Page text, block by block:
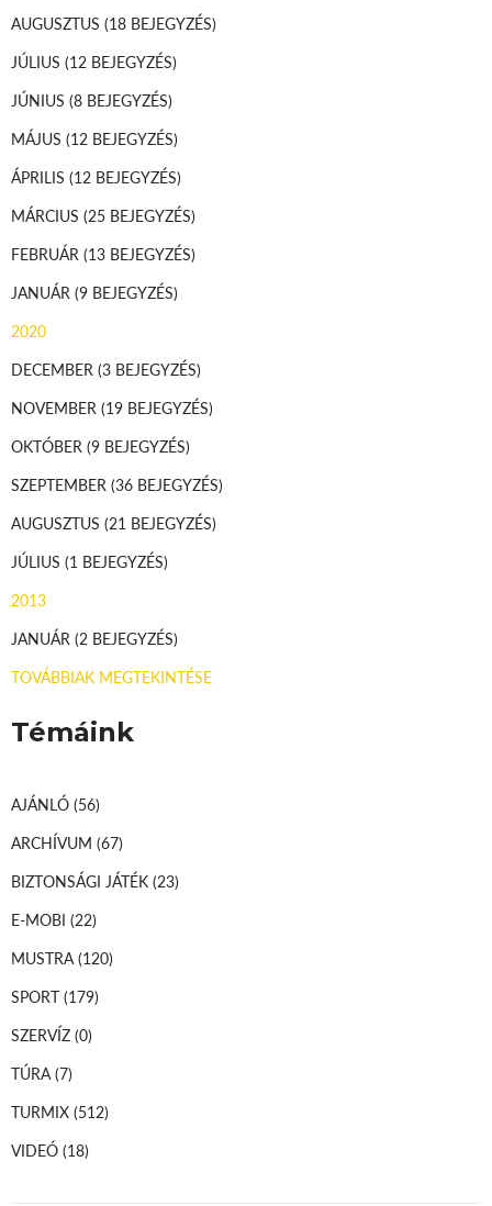
AUGUSZTUS (18 BEJEGYZÉS)
JÚLIUS (12 BEJEGYZÉS)
JÚNIUS (8 BEJEGYZÉS)
MÁJUS (12 BEJEGYZÉS)
ÁPRILIS (12 BEJEGYZÉS)
MÁRCIUS (25 BEJEGYZÉS)
FEBRUÁR (13 BEJEGYZÉS)
JANUÁR (9 BEJEGYZÉS)
2020
DECEMBER (3 BEJEGYZÉS)
NOVEMBER (19 BEJEGYZÉS)
OKTÓBER (9 BEJEGYZÉS)
SZEPTEMBER (36 BEJEGYZÉS)
AUGUSZTUS (21 BEJEGYZÉS)
JÚLIUS (1 BEJEGYZÉS)
2013
JANUÁR (2 BEJEGYZÉS)
TOVÁBBIAK MEGTEKINTÉSE
Témáink
AJÁNLÓ (56)
ARCHÍVUM (67)
BIZTONSÁGI JÁTÉK (23)
E-MOBI (22)
MUSTRA (120)
SPORT (179)
SZERVÍZ (0)
TÚRA (7)
TURMIX (512)
VIDEÓ (18)